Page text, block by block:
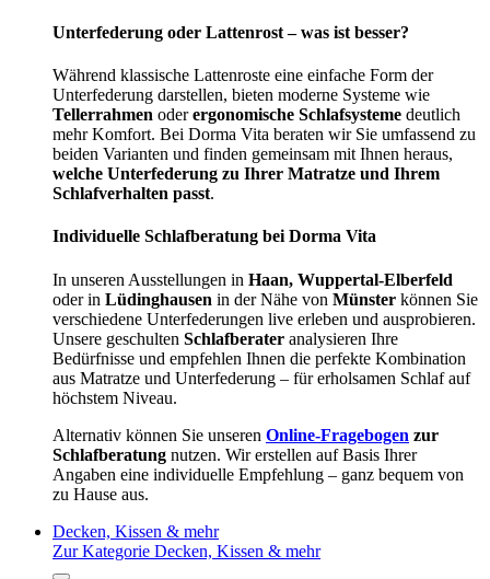
Unterfederung oder Lattenrost – was ist besser?
Während klassische Lattenroste eine einfache Form der
Unterfederung darstellen, bieten moderne Systeme wie
Tellerrahmen oderergonomische Schlafsysteme deutlich
mehr Komfort. Bei Dorma Vita beraten wir Sie umfassend zu
beiden Varianten und finden gemeinsam mit Ihnen heraus,
welche Unterfederung zu Ihrer Matratze und Ihrem
Schlafverhalten passt.
Individuelle Schlafberatung bei Dorma Vita
In unseren Ausstellungen in Haan, Wuppertal-Elberfeld
oder in Lüdinghausen in der Nähe von Münster können Sie
verschiedene Unterfederungen live erleben und ausprobieren.
Unsere geschulten Schlafberater analysieren Ihre
Bedürfnisse und empfehlen Ihnen die perfekte Kombination
aus Matratze und Unterfederung – für erholsamen Schlaf auf
höchstem Niveau.
Alternativ können Sie unseren Online-Fragebogen zur
Schlafberatung nutzen. Wir erstellen auf Basis Ihrer
Angaben eine individuelle Empfehlung – ganz bequem von
zu Hause aus.
Decken, Kissen & mehr
Zur Kategorie Decken, Kissen & mehr